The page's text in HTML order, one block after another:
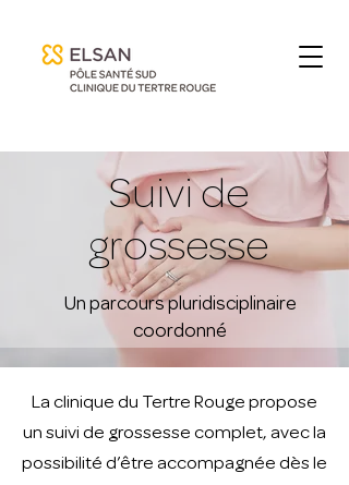
Suivi de
grossesse
Un parcours pluridisciplinaire
coordonné
La clinique du Tertre Rouge propose
un suivi de grossesse complet, avec la
possibilité d’être accompagnée dès le